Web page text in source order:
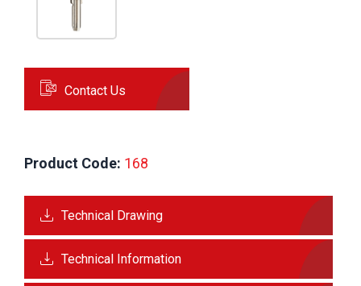
Contact Us
Product Code: 168
Technical Drawing
Technical Information